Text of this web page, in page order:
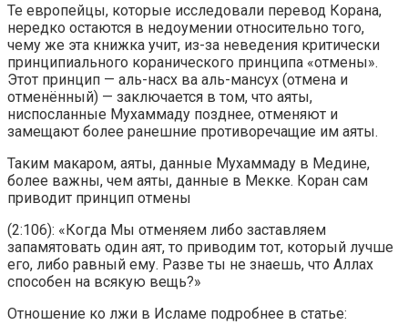
Те европейцы, которые исследовали перевод Корана,
нередко остаются в недоумении относительно того,
чему же эта книжка учит, из-за неведения критически
принципиального коранического принципа «отмены».
Этот принцип — аль-насх ва аль-мансух (отмена и
отменённый) — заключается в том, что аяты,
ниспосланные Мухаммаду позднее, отменяют и
замещают более ранешние противоречащие им аяты.
Таким макаром, аяты, данные Мухаммаду в Медине,
более важны, чем аяты, данные в Мекке. Коран сам
приводит принцип отмены
(2:106): «Когда Мы отменяем либо заставляем
запамятовать один аят, то приводим тот, который лучше
его, либо равный ему. Разве ты не знаешь, что Аллах
способен на всякую вещь?»
Отношение ко лжи в Исламе подробнее в статье: